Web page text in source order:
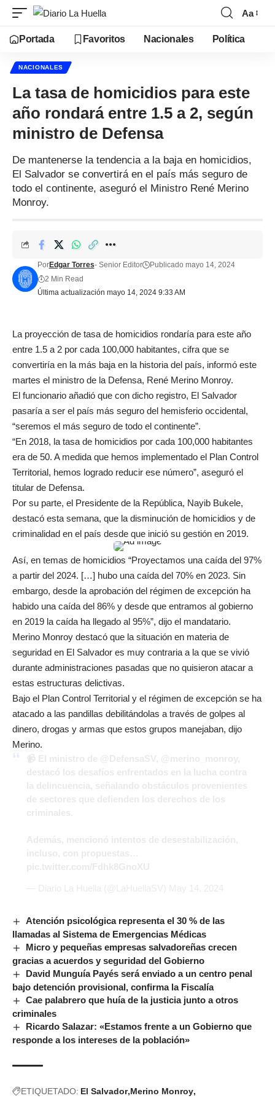
Aa
Portada Favoritos Nacionales Política
NACIONALES
La tasa de homicidios para este
año rondará entre 1.5 a 2, según
ministro de Defensa
De mantenerse la tendencia a la baja en homicidios,
El Salvador se convertirá en el país más seguro de
todo el continente, aseguró el Ministro René Merino
Monroy.
Última actualización mayo 14, 2024 9:33 AM
PorEdgar Torres- Senior Editor
Publicado mayo 14, 2024
2 Min Read
La proyección de tasa de homicidios rondaría para este año
entre 1.5 a 2 por cada 100,000 habitantes, cifra que se
convertiría en la más baja en la historia del país, informó este
martes el ministro de la Defensa, René Merino Monroy.
El funcionario añadió que con dicho registro, El Salvador
pasaría a ser el país más seguro del hemisferio occidental,
“seremos el más seguro de todo el continente”.
“En 2018, la tasa de homicidios por cada 100,000 habitantes
era de 50. A medida que hemos implementado el Plan Control
Territorial, hemos logrado reducir ese número”, aseguró el
titular de Defensa.
Por su parte, el Presidente de la República, Nayib Bukele,
destacó esta semana, que la disminución de homicidios y de
criminalidad en el país desde que inició su gestión en 2019.
Así, en temas de homicidios “Proyectamos una caída del 97%
a partir del 2024. […] hubo una caída del 70% en 2023. Sin
embargo, desde la aprobación del régimen de excepción ha
habido una caída del 86% y desde que entramos al gobierno
en 2019 la caída ha llegado al 95%”, dijo el mandatario.
Merino Monroy destacó que la situación en materia de
seguridad en El Salvador es muy contraria a la que se vivió
durante administraciones pasadas que no quisieron atacar a
estas estructuras delictivas.
Bajo el Plan Control Territorial y el régimen de excepción se ha
atacado a las pandillas debilitándolas a través de golpes al
dinero, drogas y armas que estos grupos manejaban, dijo
Merino.
Atención psicológica representa el 30 % de las
llamadas al Sistema de Emergencias Médicas
Micro y pequeñas empresas salvadoreñas crecen
gracias a acuerdos y seguridad del Gobierno
David Munguía Payés será enviado a un centro penal
bajo detención provisional, confirma la Fiscalía
Cae palabrero que huía de la justicia junto a otros
criminales
Ricardo Salazar: «Estamos frente a un Gobierno que
responde a los intereses de la población»
ETIQUETADO: El Salvador Merino Monroy